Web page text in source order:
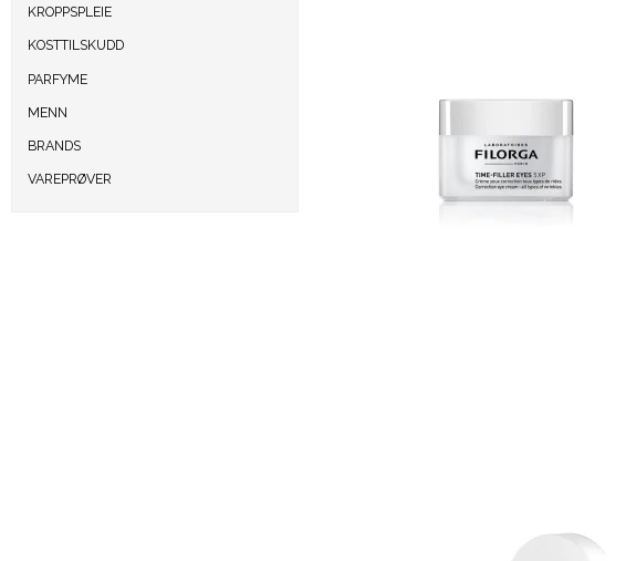
KROPPSPLEIE
KOSTTILSKUDD
PARFYME
MENN
BRANDS
VAREPRØVER